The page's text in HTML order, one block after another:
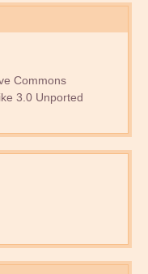
Commons
3.0 Unported